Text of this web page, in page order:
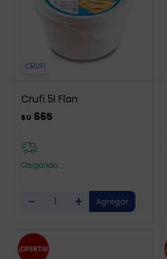
CRUFI
Crufi 5l Flan
$U 665
Cargando ...
- +